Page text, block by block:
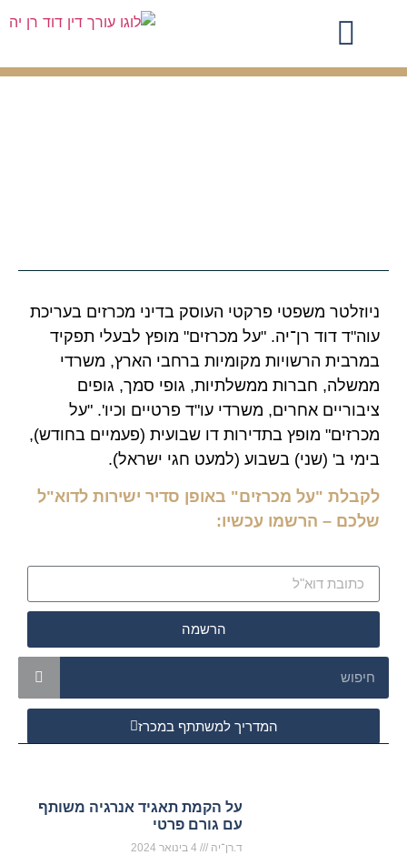
ניוזלטר משפטי פרקטי העוסק בדיני מכרזים בעריכת
עוה"ד דוד רן־יה. "על מכרזים" מופץ לבעלי תפקיד
במרבית הרשויות מקומיות ברחבי הארץ, משרדי
ממשלה, חברות ממשלתיות, גופי סמך, גופים
ציבוריים אחרים, משרדי עו"ד פרטיים וכיו'. "על
מכרזים" מופץ בתדירות דו שבועית (פעמיים בחודש),
בימי ב' (שני) בשבוע (למעט חגי ישראל).
לקבלת "על מכרזים" באופן סדיר ישירות לדוא"ל
שלכם – הרשמו עכשיו:
הרשמה
המדריך למשתתף במכרז
על הקמת תאגיד אנרגיה משותף
עם גורם פרטי
ד.רן־יה